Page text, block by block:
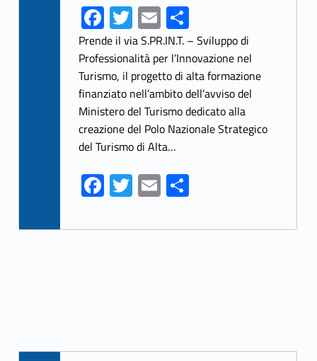
Fa
ce
b
o
o
k
T
w
itt
er
E
m
ai
l
S
h
ar
e
Prende il via S.PR.IN.T. – Sviluppo di
Professionalità per l’Innovazione nel
Turismo, il progetto di alta formazione
finanziato nell’ambito dell’avviso del
Ministero del Turismo dedicato alla
creazione del Polo Nazionale Strategico
del Turismo di Alta…
Fa
ce
b
T
w
itt
E
m
ai
S
ar